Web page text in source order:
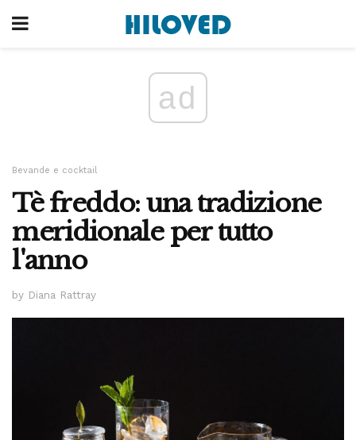
ad
Bevande e cocktail
Tè freddo: una tradizione
meridionale per tutto
l'anno
by Diana Rattray